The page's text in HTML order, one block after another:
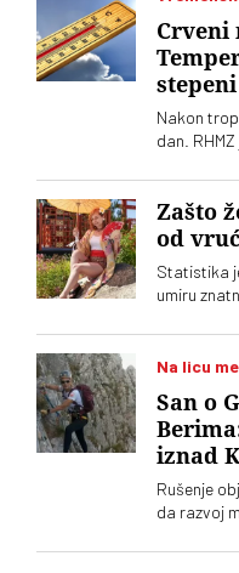
Crveni
stepeni
Nakon
dan.
toplotnog
Zašto
od
Statistika
umiru
Na licu
San o
iznad
Rušenje
da razvoj
zato što